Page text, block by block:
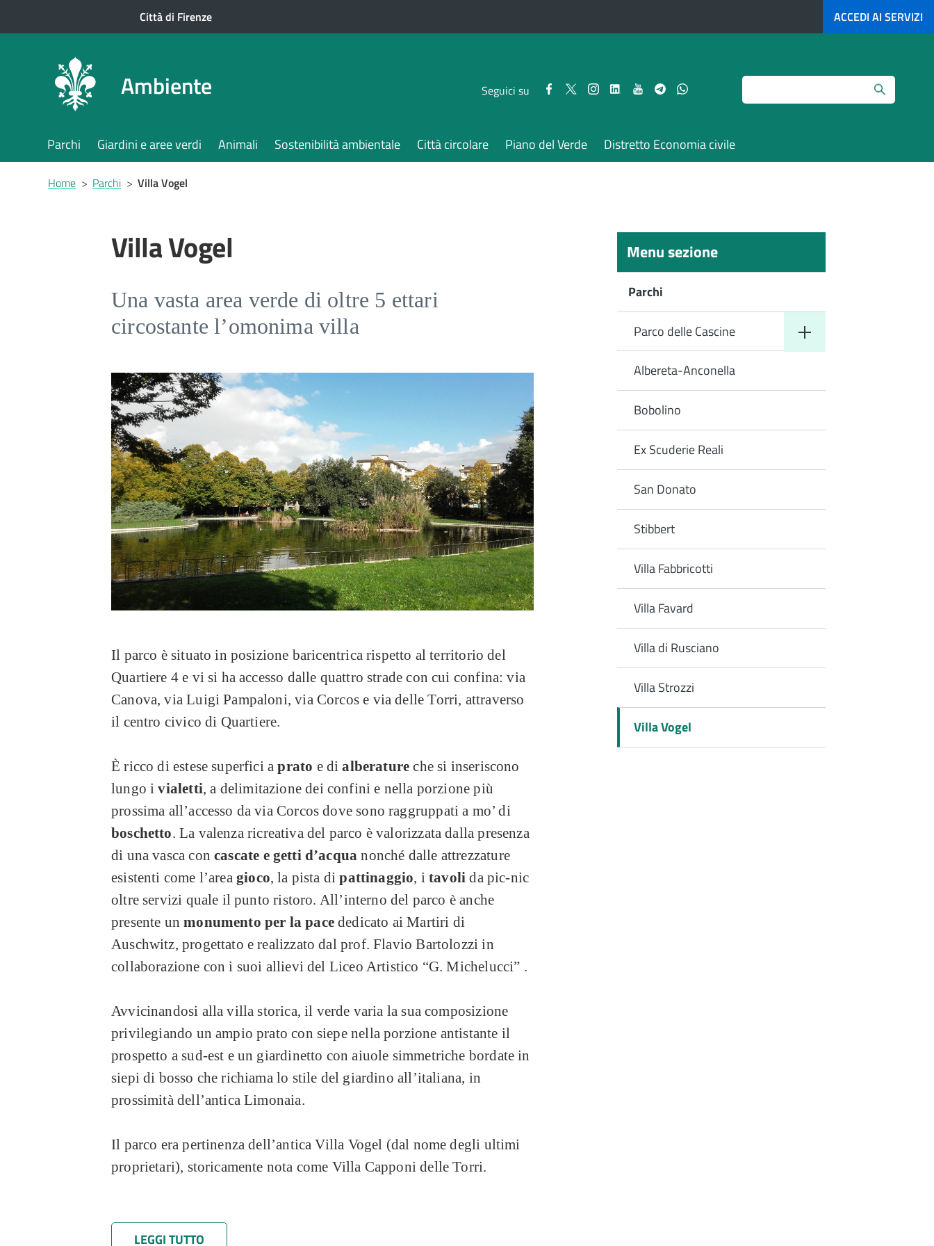
Città di Firenze ACCEDI AI SERVIZI
Ambiente Seguici su
Seguici SeguiciSeguici Seguici SeguiciSeguiciSeguici
Search
Parchi Giardini e aree verdi Animali Sostenibilità ambientale Città circolare Piano del Verde Distretto Economia civile
Briciole
di
Home> Parchi> Villa Vogel
Villa Vogel
Una vasta area verde di oltre 5 ettari
circostante l’omonima villa
Il parco è situato in posizione baricentrica rispetto al territorio del
Quartiere 4 e vi si ha accesso dalle quattro strade con cui confina: via
Canova, via Luigi Pampaloni, via Corcos e via delle Torri, attraverso
il centro civico di Quartiere.
È ricco di estese superfici aprato e dialberatureche si inseriscono
lungo ivialetti, a delimitazione dei confini e nella porzione più
prossima all’accesso da via Corcos dove sono raggruppati a mo’ di
boschetto. La valenza ricreativa del parco è valorizzata dalla presenza
di una vasca concascate e getti d’acquanonché dalle attrezzature
esistenti come l’area gioco, la pista dipattinaggio, itavolida pic-nic
oltre servizi quale il punto ristoro. All’interno del parco è anche
presente unmonumento per la pacededicato ai Martiri di
Auschwitz, progettato e realizzato dal prof. Flavio Bartolozzi in
collaborazione con i suoi allievi del Liceo Artistico “G. Michelucci” .
Avvicinandosi alla villa storica, il verde varia la sua composizione
privilegiando un ampio prato con siepe nella porzione antistante il
prospetto a sud-est e un giardinetto con aiuole simmetriche bordate in
siepi di bosso che richiama lo stile del giardino all’italiana, in
prossimità dell’antica Limonaia.
Il parco era pertinenza dell’antica Villa Vogel (dal nome degli ultimi
proprietari), storicamente nota come Villa Capponi delle Torri.
Proprio sotto la proprietà della famiglia Capponi, che andò dalla metà
I nuovi proprietari apportarono considerevoli modifiche agli spazi
LEGGI TUTTO
Menu sezione
Parchi
Parco delle Cascine
Albereta-Anconella
Bobolino
Ex Scuderie Reali
San Donato
Stibbert
Villa Fabbricotti
Villa Favard
Villa di Rusciano
Villa Strozzi
Villa Vogel